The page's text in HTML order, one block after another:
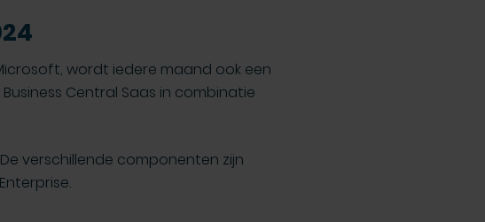
wordt iedere maand ook een
Central Saas in combinatie
verschillende componenten zijn